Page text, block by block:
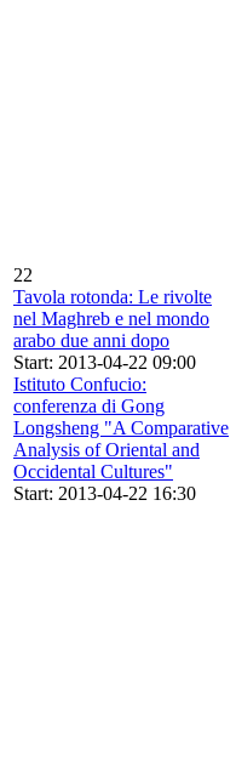
22
Tavola rotonda: Le rivolte
nel Maghreb e nel mondo
arabo due anni dopo
Start: 2013-04-22 09:00
Istituto Confucio:
conferenza di Gong
Longsheng "A Comparative
Analysis of Oriental and
Occidental Cultures"
Start: 2013-04-22 16:30